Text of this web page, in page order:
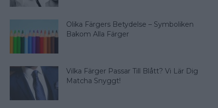
Olika Färgers Betydelse – Symboliken
Bakom Alla Färger
Vilka Färger Passar Till Blått? Vi Lär Dig
Matcha Snyggt!